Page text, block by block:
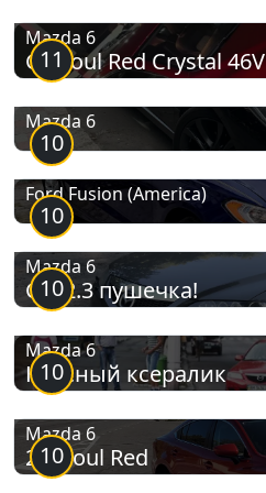
11
Mazda 6
GL Soul Red Crystal 46V
10
Mazda 6
10
Ford Fusion (America)
10
Mazda 6
GG 2.3 пушечка!
10
Mazda 6
Красный ксералик
10
Mazda 6
2.5 Soul Red